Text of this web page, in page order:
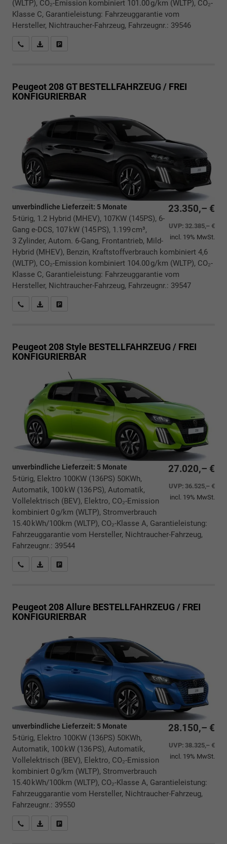
(WLTP), CO₂-Emission kombiniert 101.00 g/km (WLTP), CO₂-
Klasse C, Garantieleistung: Fahrzeuggarantie vom
Hersteller, Nichtraucher-Fahrzeug, Fahrzeugnr.: 39546
Rückrufbitte absenden
PDF-Datei, Fahrzeugexposé drucken
Peugeot 208 GT BESTELLFAHRZEUG / FREI
KONFIGURIERBAR
23.350,– €
UVP: 32.385,– €
incl. 19% MwSt.
unverbindliche Lieferzeit: 5 Monate
5-türig, 1.2 Hybrid (MHEV), 107KW (145PS), 6-
Gang e-DCS, 107 kW (145 PS), 1.199 cm³,
3 Zylinder, Autom. 6-Gang, Frontantrieb, Mild-
Hybrid (MHEV), Benzin, Kraftstoffverbrauch kombiniert 4,6
(WLTP), CO₂-Emission kombiniert 104.00 g/km (WLTP), CO₂-
Klasse C, Garantieleistung: Fahrzeuggarantie vom
Hersteller, Nichtraucher-Fahrzeug, Fahrzeugnr.: 39547
Rückrufbitte absenden
PDF-Datei, Fahrzeugexposé drucken
Peugeot 208Style BESTELLFAHRZEUG / FREI
KONFIGURIERBAR
27.020,– €
UVP: 36.525,– €
incl. 19% MwSt.
unverbindliche Lieferzeit: 5 Monate
5-türig, Elektro 100KW (136PS) 50KWh,
Automatik, 100 kW (136 PS), Automatik,
Vollelektrisch (BEV), Elektro, CO₂-Emission
kombiniert 0 g/km (WLTP), Stromverbrauch
15.40 kWh/100km (WLTP), CO₂-Klasse A, Garantieleistung:
Fahrzeuggarantie vom Hersteller, Nichtraucher-Fahrzeug,
Fahrzeugnr.: 39544
Rückrufbitte absenden
PDF-Datei, Fahrzeugexposé drucken
Peugeot 208Allure BESTELLFAHRZEUG / FREI
KONFIGURIERBAR
28.150,– €
UVP: 38.325,– €
incl. 19% MwSt.
unverbindliche Lieferzeit: 5 Monate
5-türig, Elektro 100KW (136PS) 50KWh,
Automatik, 100 kW (136 PS), Automatik,
Vollelektrisch (BEV), Elektro, CO₂-Emission
kombiniert 0 g/km (WLTP), Stromverbrauch
15.40 kWh/100km (WLTP), CO₂-Klasse A, Garantieleistung:
Fahrzeuggarantie vom Hersteller, Nichtraucher-Fahrzeug,
Fahrzeugnr.: 39550
Rückrufbitte absenden
PDF-Datei, Fahrzeugexposé drucken